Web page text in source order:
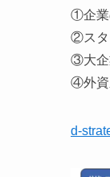
①企業
②スタ
③大企
④外資
d-